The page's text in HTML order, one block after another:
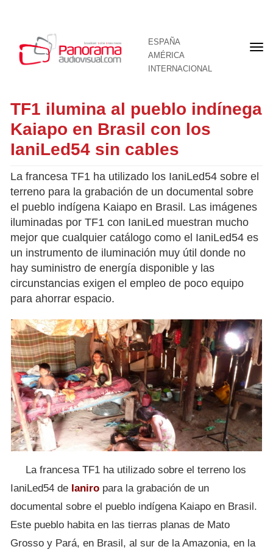
ESPAÑA
AMÉRICA
INTERNACIONAL
TF1 ilumina al pueblo indínega
Kaiapo en Brasil con los
IaniLed54 sin cables
La francesa TF1 ha utilizado los IaniLed54 sobre el
terreno para la grabación de un documental sobre
el pueblo indígena Kaiapo en Brasil. Las imágenes
iluminadas por TF1 con IaniLed muestran mucho
mejor que cualquier catálogo como el IaniLed54 es
un instrumento de iluminación muy útil donde no
hay suministro de energía disponible y las
circunstancias exigen el empleo de poco equipo
para ahorrar espacio.
La francesa TF1 ha utilizado sobre el terreno los
IaniLed54 de Ianiro para la grabación de un
documental sobre el pueblo indígena Kaiapo en Brasil.
Este pueblo habita en las tierras planas de Mato
Grosso y Pará, en Brasil, al sur de la Amazonia, en la